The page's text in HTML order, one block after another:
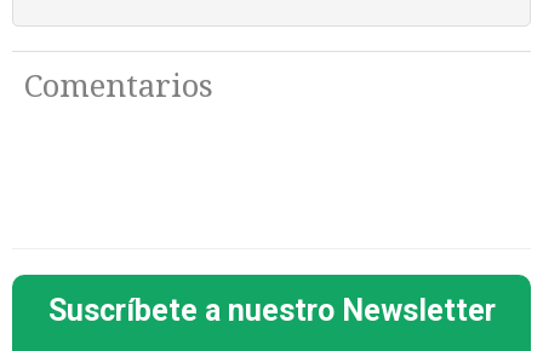
Comentarios
Suscríbete a nuestro Newsletter